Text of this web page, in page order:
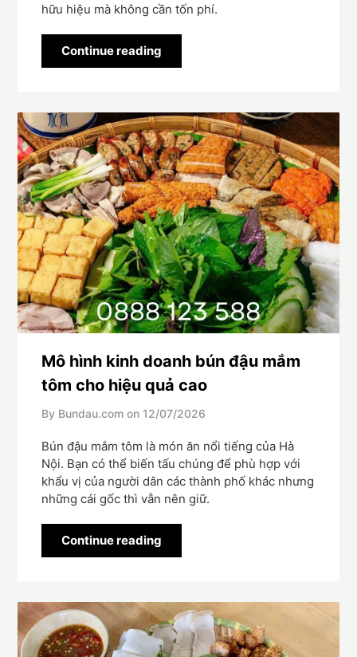
hữu hiệu mà không cần tốn phí.
Continue reading
Mô hình kinh doanh bún đậu mắm
tôm cho hiệu quả cao
By Bundau.com on 12/07/2026
Bún đậu mắm tôm là món ăn nổi tiếng của Hà
Nội. Bạn có thể biến tấu chúng để phù hợp với
khẩu vị của người dân các thành phố khác nhưng
những cái gốc thì vẫn nên giữ.
Continue reading